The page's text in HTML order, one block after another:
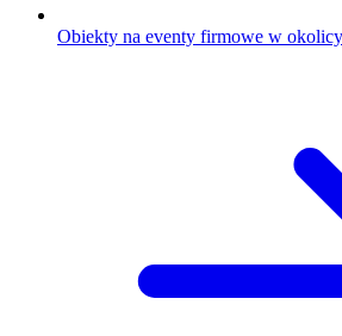
Obiekty na eventy firmowe w okolicy